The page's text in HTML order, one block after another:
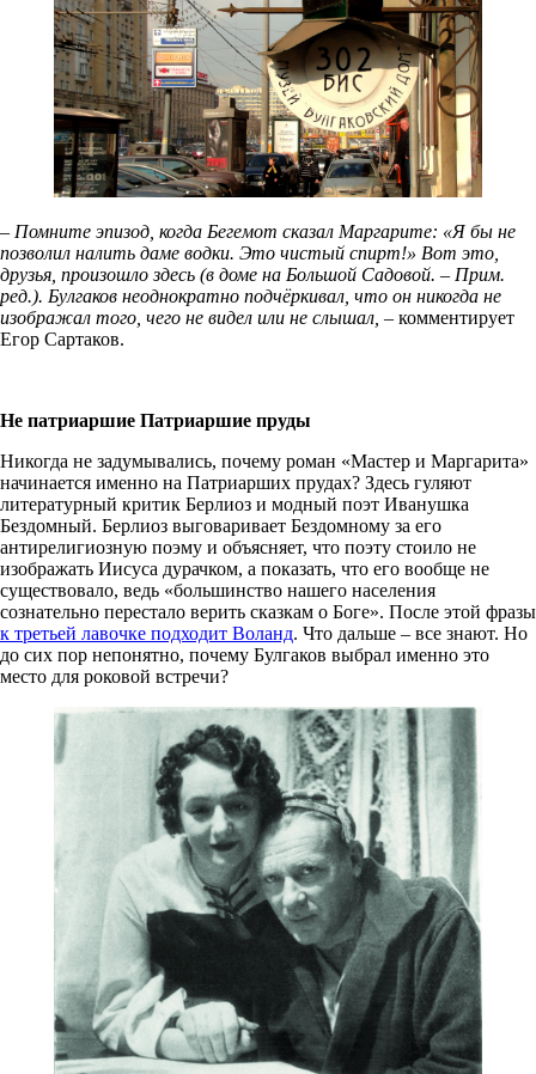
– Помните эпизод, когда Бегемот сказал Маргарите: «Я бы не
позволил налить даме водки. Это чистый спирт!» Вот это,
друзья, произошло здесь (в доме на Большой Садовой. – Прим.
ред.). Булгаков неоднократно подчёркивал, что он никогда не
изображал того, чего не видел или не слышал, – комментирует
Егор Сартаков.
Не патриаршие Патриаршие пруды
Никогда не задумывались, почему роман «Мастер и Маргарита»
начинается именно на Патриарших прудах? Здесь гуляют
литературный критик Берлиоз и модный поэт Иванушка
Бездомный. Берлиоз выговаривает Бездомному за его
антирелигиозную поэму и объясняет, что поэту стоило не
изображать Иисуса дурачком, а показать, что его вообще не
существовало, ведь «большинство нашего населения
сознательно перестало верить сказкам о Боге». После этой фразы
к третьей лавочке подходит Воланд. Что дальше – все знают. Но
до сих пор непонятно, почему Булгаков выбрал именно это
место для роковой встречи?